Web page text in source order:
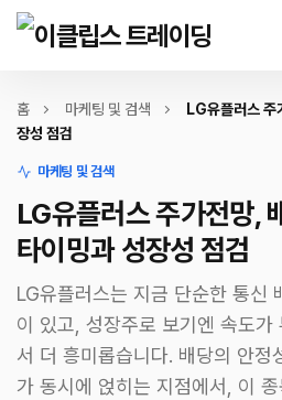
홈 마케팅 및 검색
LG유플러스 주
장성 점검
마케팅 및 검색
LG유플러스 주가전망,
타이밍과 성장성 점검
LG유플러스는 지금 단순한 통신
이 있고, 성장주로 보기엔 속도가
서 더 흥미롭습니다. 배당의 안정
가 동시에 얹히는 지점에서, 이